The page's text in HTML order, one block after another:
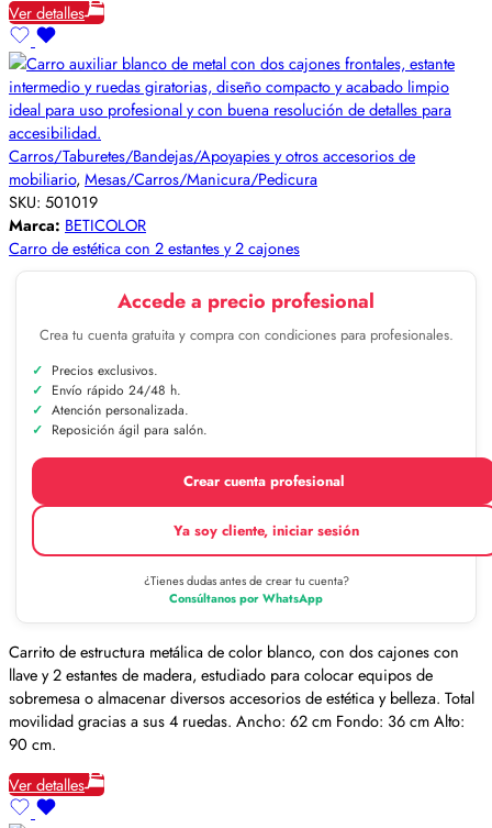
Ver detalles
Carros/Taburetes/Bandejas/Apoyapies y otros accesorios de
mobiliario, Mesas/Carros/Manicura/Pedicura
SKU: 501019
Marca: BETICOLOR
Carro de estética con 2 estantes y 2 cajones
Accede a precio profesional
Crea tu cuenta gratuita y compra con condiciones para profesionales.
Precios exclusivos.
Envío rápido 24/48 h.
Atención personalizada.
Reposición ágil para salón.
Crear cuenta profesional
Ya soy cliente, iniciar sesión
¿Tienes dudas antes de crear tu cuenta?
Consúltanos por WhatsApp
Carrito de estructura metálica de color blanco, con dos cajones con
llave y 2 estantes de madera, estudiado para colocar equipos de
sobremesa o almacenar diversos accesorios de estética y belleza. Total
movilidad gracias a sus 4 ruedas. Ancho: 62 cm Fondo: 36 cm Alto:
90 cm.
Ver detalles